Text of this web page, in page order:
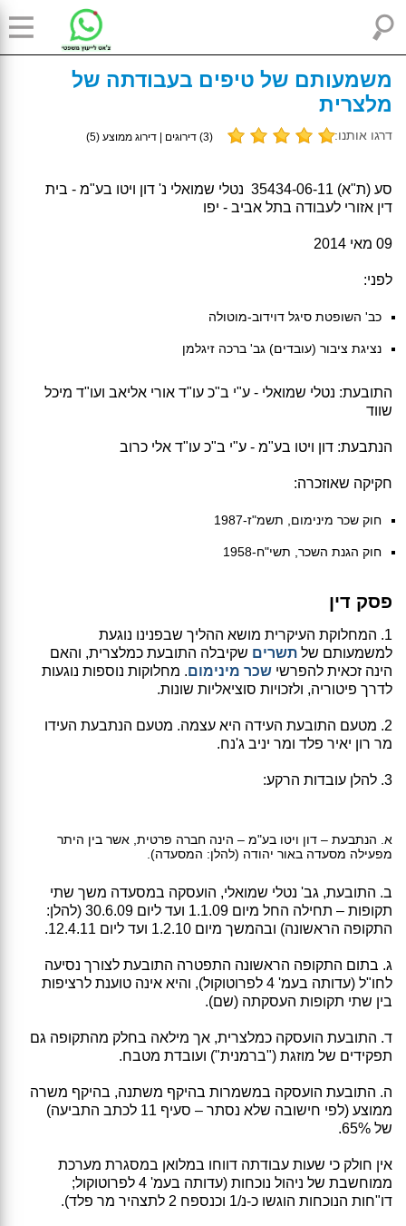
משמעותם של טיפים בעבודתה של
מלצרית
דרגו אותנו: (
3) דירוגים | דירוג ממוצע (5
)
סע (ת"א) 35434-06-11‏ ‏ נטלי שמואלי נ' דון ויטו בע"מ - בית
דין אזורי לעבודה בתל אביב - יפו
09 מאי 2014
לפני:
כב' השופטת סיגל דוידוב-מוטולה
נציגת ציבור (עובדים) גב' ברכה זיגלמן
התובעת: נטלי שמואלי - ע"י ב"כ עו"ד אורי אליאב ועו"ד מיכל
שווד
הנתבעת: דון ויטו בע"מ - ע"י ב"כ עו"ד אלי כרוב
חקיקה שאוזכרה:
חוק שכר מינימום, תשמ"ז-1987
חוק הגנת השכר, תשי"ח-1958
פסק דין
1. המחלוקת העיקרית מושא ההליך שבפנינו נוגעת
למשמעותם של תשרים שקיבלה התובעת כמלצרית, והאם
הינה זכאית להפרשי שכר מינימום. מחלוקות נוספות נוגעות
לדרך פיטוריה, ולזכויות סוציאליות שונות.
2. מטעם התובעת העידה היא עצמה. מטעם הנתבעת העידו
מר רון יאיר פלד ומר יניב ג'נח.
3. להלן עובדות הרקע:
א. הנתבעת – דון ויטו בע"מ – הינה חברה פרטית, אשר בין היתר
מפעילה מסעדה באור יהודה (להלן: המסעדה).
ב. התובעת, גב' נטלי שמואלי, הועסקה במסעדה משך שתי
תקופות – תחילה החל מיום 1.1.09 ועד ליום 30.6.09 (להלן:
התקופה הראשונה) ובהמשך מיום 1.2.10 ועד ליום 12.4.11.
ג. בתום התקופה הראשונה התפטרה התובעת לצורך נסיעה
לחו"ל (עדותה בעמ' 4 לפרוטוקול), והיא אינה טוענת לרציפות
בין שתי תקופות העסקתה (שם).
ד. התובעת הועסקה כמלצרית, אך מילאה בחלק מהתקופה גם
תפקידים של מוזגת ("ברמנית") ועובדת מטבח.
ה. התובעת הועסקה במשמרות בהיקף משתנה, בהיקף משרה
ממוצע (לפי חישובה שלא נסתר – סעיף 11 לכתב התביעה)
של 65%.
אין חולק כי שעות עבודתה דווחו במלואן במסגרת מערכת
ממוחשבת של ניהול נוכחות (עדותה בעמ' 4 לפרוטוקול;
דו"חות הנוכחות הוגשו כ-נ/1 וכנספח 2 לתצהיר מר פלד).